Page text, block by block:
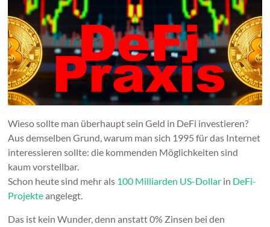
Wieso sollte man überhaupt sein Geld in DeFi investieren?
Aus demselben Grund, warum man sich 1995 für das Internet
interessieren sollte: die kommenden Möglichkeiten sind
kaum vorstellbar.
Schon heute sind mehr als 100 Milliarden US-Dollar in DeFi-
Projekteangelegt.
Das ist kein Wunder, denn anstatt 0% Zinsen bei den